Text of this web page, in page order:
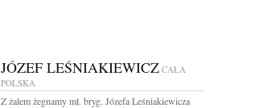
JÓZEF LEŚNIAKIEWICZ CAŁA
POLSKA
Z żalem żegnamy mł. bryg. Józefa Leśniakiewicza